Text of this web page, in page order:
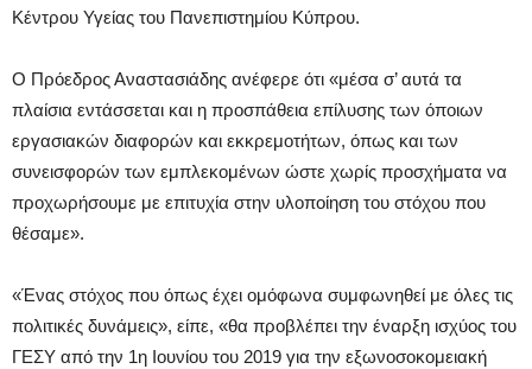
Κέντρου Υγείας του Πανεπιστημίου Κύπρου.
Ο Πρόεδρος Αναστασιάδης ανέφερε ότι «μέσα σ’ αυτά τα
πλαίσια εντάσσεται και η προσπάθεια επίλυσης των όποιων
εργασιακών διαφορών και εκκρεμοτήτων, όπως και των
συνεισφορών των εμπλεκομένων ώστε χωρίς προσχήματα να
προχωρήσουμε με επιτυχία στην υλοποίηση του στόχου που
θέσαμε».
«Ένας στόχος που όπως έχει ομόφωνα συμφωνηθεί με όλες τις
πολιτικές δυνάμεις», είπε, «θα προβλέπει την έναρξη ισχύος του
ΓΕΣΥ από την 1η Ιουνίου του 2019 για την εξωνοσοκομειακή